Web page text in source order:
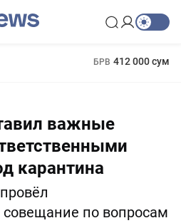
БРВ 412 000 сум
важные
карантина
совещание по вопросам